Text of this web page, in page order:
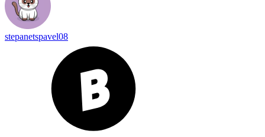
stepanetspavel08